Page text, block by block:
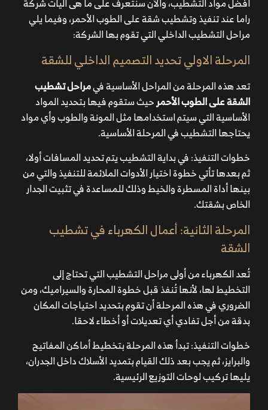
راما عند تنفيذ وتشطيب شقة على الطوب الأحمر، وفيما يلي
مراحل التشطيب الداخلي التي تقوم بها الشركة:
المرحلة الاولي تحديد التصميم الداخلي للشقة
تعد هذه المرحلة من المراحل الأساسية فيمراحل تشطيب
الشقة على الطوب الأحمرحيث ستقوم فيها بتحديد المواد
الأساسية التي سيتم استخدامها مثل المونة والطوب وأي مواد
يحتاجها التشطيب في المرحلة الأساسية.
خطوات التنفيذ: في بداية التشطيب يتم تحديد المسافات أولا،
ثم بعدها تأتي خطوة اختيار الأدوات الملائمة للتنفيذ والتي من
بينها أداة المسطرة والخيط وذلك للمساعدة في تثبيت الجدار
الخاص بشقتك.
المرحلة الثانية: أعمال الكهرباء في تشطيب
الشقة
تُعد الكهرباء من أولى مراحل التشطيب التي تحتاج إلى
التخطيط لها، لأنها تُنفذ قبل خطوة المحارة والسيراميك، ومن
الضروري في هذه المرحلة أن تقوم بتحديد احتياجات المكان
بدقة من أجل تفادي أي تعديلات أو أخطاء لاحقا.
خطوات التنفيذ: تبدأ هذه المرحلة بتخطيط أماكن المفاتيح
والبرايز، ثم يجب بعد ذلك القيام بتمديد الأسلاك داخل الجدران،
يليها تركيب لوحات التوزيع الرئيسية.